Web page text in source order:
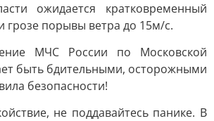
ожидается кратковременный
грозе порывы ветра до 15м/с.
МЧС России по Московской
быть бдительными, осторожными
безопасности!
не поддавайтесь панике. В